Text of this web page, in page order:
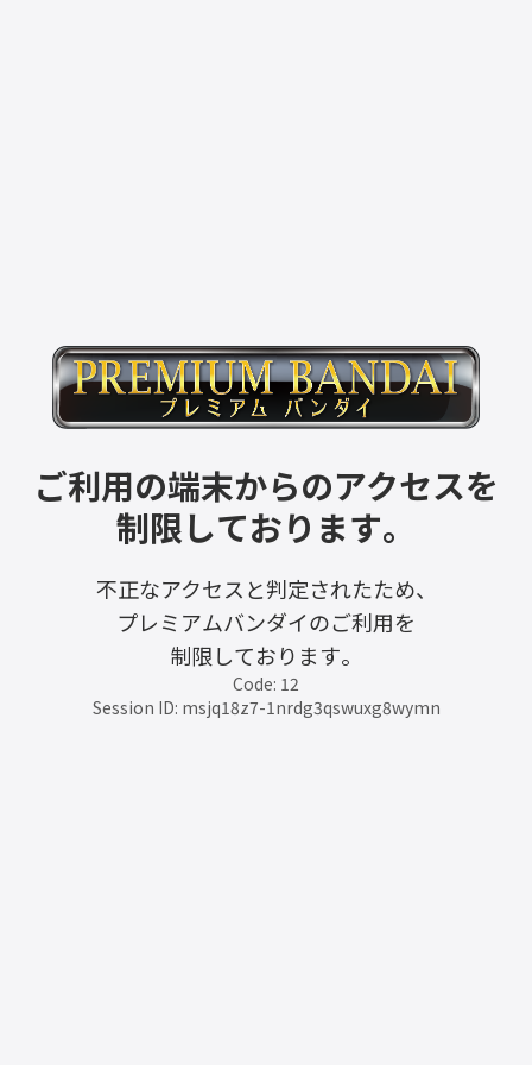
ご利用の端末からのアクセスを
制限しております。
不正なアクセスと判定されたため、
プレミアムバンダイのご利用を
制限しております。
Code: 12
Session ID: msjq18z7-1nrdg3qswuxg8wymn